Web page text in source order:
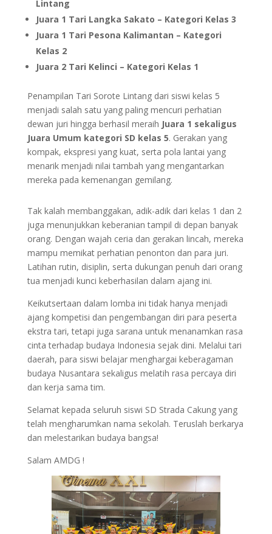
Lintang
Juara 1 Tari Langka Sakato – Kategori Kelas 3
Juara 1 Tari Pesona Kalimantan – Kategori
Kelas 2
Juara 2 Tari Kelinci – Kategori Kelas 1
Penampilan Tari Sorote Lintang dari siswi kelas 5
menjadi salah satu yang paling mencuri perhatian
dewan juri hingga berhasil meraih Juara 1 sekaligus
Juara Umum kategori SD kelas 5. Gerakan yang
kompak, ekspresi yang kuat, serta pola lantai yang
menarik menjadi nilai tambah yang mengantarkan
mereka pada kemenangan gemilang.
Tak kalah membanggakan, adik-adik dari kelas 1 dan 2
juga menunjukkan keberanian tampil di depan banyak
orang. Dengan wajah ceria dan gerakan lincah, mereka
mampu memikat perhatian penonton dan para juri.
Latihan rutin, disiplin, serta dukungan penuh dari orang
tua menjadi kunci keberhasilan dalam ajang ini.
Keikutsertaan dalam lomba ini tidak hanya menjadi
ajang kompetisi dan pengembangan diri para peserta
ekstra tari, tetapi juga sarana untuk menanamkan rasa
cinta terhadap budaya Indonesia sejak dini. Melalui tari
daerah, para siswi belajar menghargai keberagaman
budaya Nusantara sekaligus melatih rasa percaya diri
dan kerja sama tim.
Selamat kepada seluruh siswi SD Strada Cakung yang
telah mengharumkan nama sekolah. Teruslah berkarya
dan melestarikan budaya bangsa!
Salam AMDG !